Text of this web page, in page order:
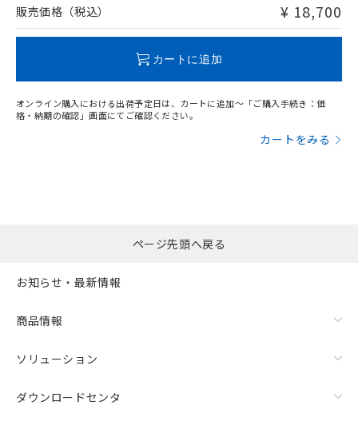
販売価格（税込） ¥ 18,700
カートに追加
オンライン購入における出荷予定日は、カートに追加～「ご購入手続き：価
格・納期の確認」画面にてご確認ください。
カートをみる
ページ先頭へ戻る
お知らせ・最新情報
商品情報
ソリューション
ダウンロードセンタ